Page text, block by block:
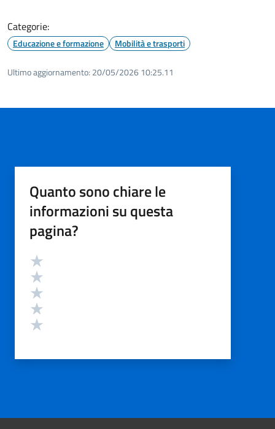
Categorie:
Educazione e formazione Mobilità e trasporti
Ultimo aggiornamento: 20/05/2026 10:25.11
Quanto sono chiare le
informazioni su questa
pagina?
Valutazione